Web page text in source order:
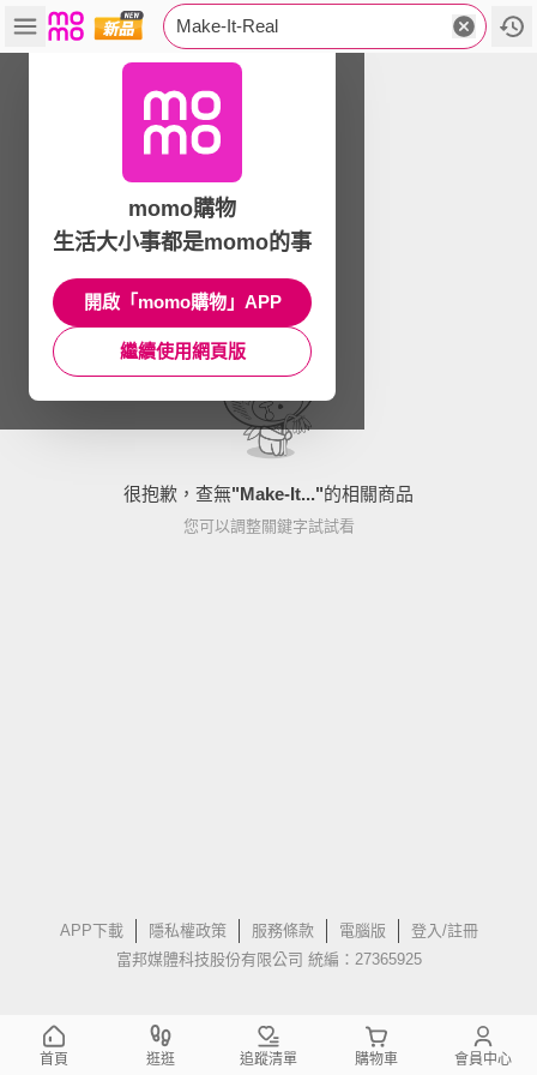
Make-It-Real
很抱歉，查無"Make-It..."的相關商品
您可以調整關鍵字試試看
APP下載 隱私權政策 服務條款 電腦版
登入/註冊
富邦媒體科技股份有限公司 統編：27365925
momo購物
生活大小事都是momo的事
開啟「momo購物」APP
繼續使用網頁版
首頁 逛逛 追蹤清單 購物車 會員中心